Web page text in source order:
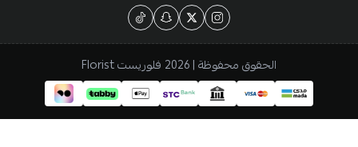
الحقوق محفوظة | 2026 فلوريست Florist